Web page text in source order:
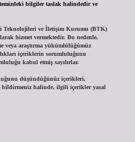
bilgiler taslak halindedir ve
Teknolojileri ve İletişim Kurumu (BTK)
hizmet vermektedir. Bu nedenle,
veya araştırma yükümlülüğümüz
içeriklerin sorumluluğunu
kabul etmiş sayılırlar.
düşündüğünüz içerikleri,
bildirmeniz halinde, ilgili içerikler yasal